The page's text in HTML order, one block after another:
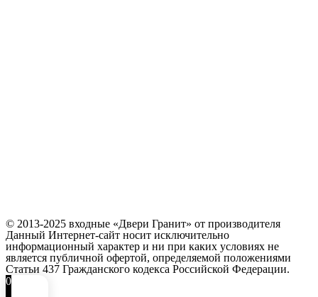
© 2013-2025 входные «Двери Гранит» от производителя
Данный Интернет-сайт носит исключительно
информационный характер и ни при каких условиях не
является публичной офертой, определяемой положениями
Статьи 437 Гражданского кодекса Российской Федерации.
0